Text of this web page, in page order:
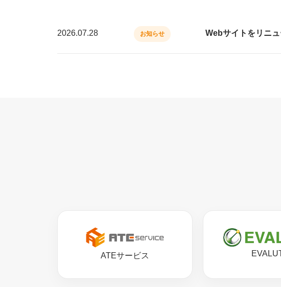
2026.07.28 お知らせ Webサイトをリニュ
ATEサービス